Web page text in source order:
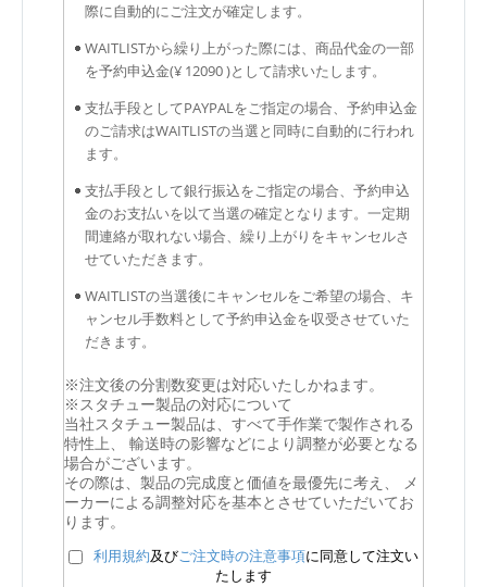
際に自動的にご注文が確定します。
WAITLISTから繰り上がった際には、商品代金の一部
を予約申込金(¥ 12090 )として請求いたします。
支払手段としてPAYPALをご指定の場合、予約申込金
のご請求はWAITLISTの当選と同時に自動的に行われ
ます。
支払手段として銀行振込をご指定の場合、予約申込
金のお支払いを以て当選の確定となります。一定期
間連絡が取れない場合、繰り上がりをキャンセルさ
せていただきます。
WAITLISTの当選後にキャンセルをご希望の場合、キ
ャンセル手数料として予約申込金を収受させていた
だきます。
※注文後の分割数変更は対応いたしかねます。
※スタチュー製品の対応について
当社スタチュー製品は、すべて手作業で製作される
特性上、 輸送時の影響などにより調整が必要となる
場合がございます。
その際は、製品の完成度と価値を最優先に考え、 メ
ーカーによる調整対応を基本とさせていただいてお
ります。
利用規約及びご注文時の注意事項に同意して注文い
たします